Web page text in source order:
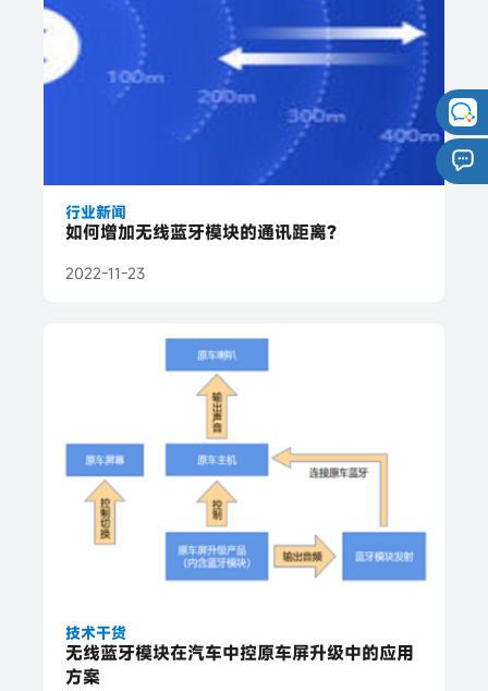
行业新闻
如何增加无线蓝牙模块的通讯距离?
2022-11-23
技术干货
无线蓝牙模块在汽车中控原车屏升级中的应用
方案